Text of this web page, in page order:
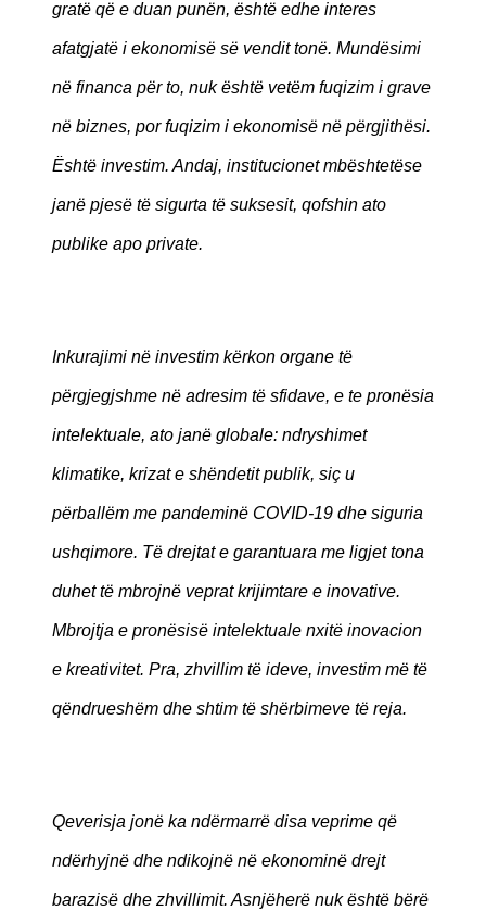
gratë që e duan punën, është edhe interes
afatgjatë i ekonomisë së vendit tonë. Mundësimi
në financa për to, nuk është vetëm fuqizim i grave
në biznes, por fuqizim i ekonomisë në përgjithësi.
Është investim. Andaj, institucionet mbështetëse
janë pjesë të sigurta të suksesit, qofshin ato
publike apo private.
Inkurajimi në investim kërkon organe të
përgjegjshme në adresim të sfidave, e te pronësia
intelektuale, ato janë globale: ndryshimet
klimatike, krizat e shëndetit publik, siç u
përballëm me pandeminë COVID-19 dhe siguria
ushqimore. Të drejtat e garantuara me ligjet tona
duhet të mbrojnë veprat krijimtare e inovative.
Mbrojtja e pronësisë intelektuale nxitë inovacion
e kreativitet. Pra, zhvillim të ideve, investim më të
qëndrueshëm dhe shtim të shërbimeve të reja.
Qeverisja jonë ka ndërmarrë disa veprime që
ndërhyjnë dhe ndikojnë në ekonominë drejt
barazisë dhe zhvillimit. Asnjëherë nuk është bërë